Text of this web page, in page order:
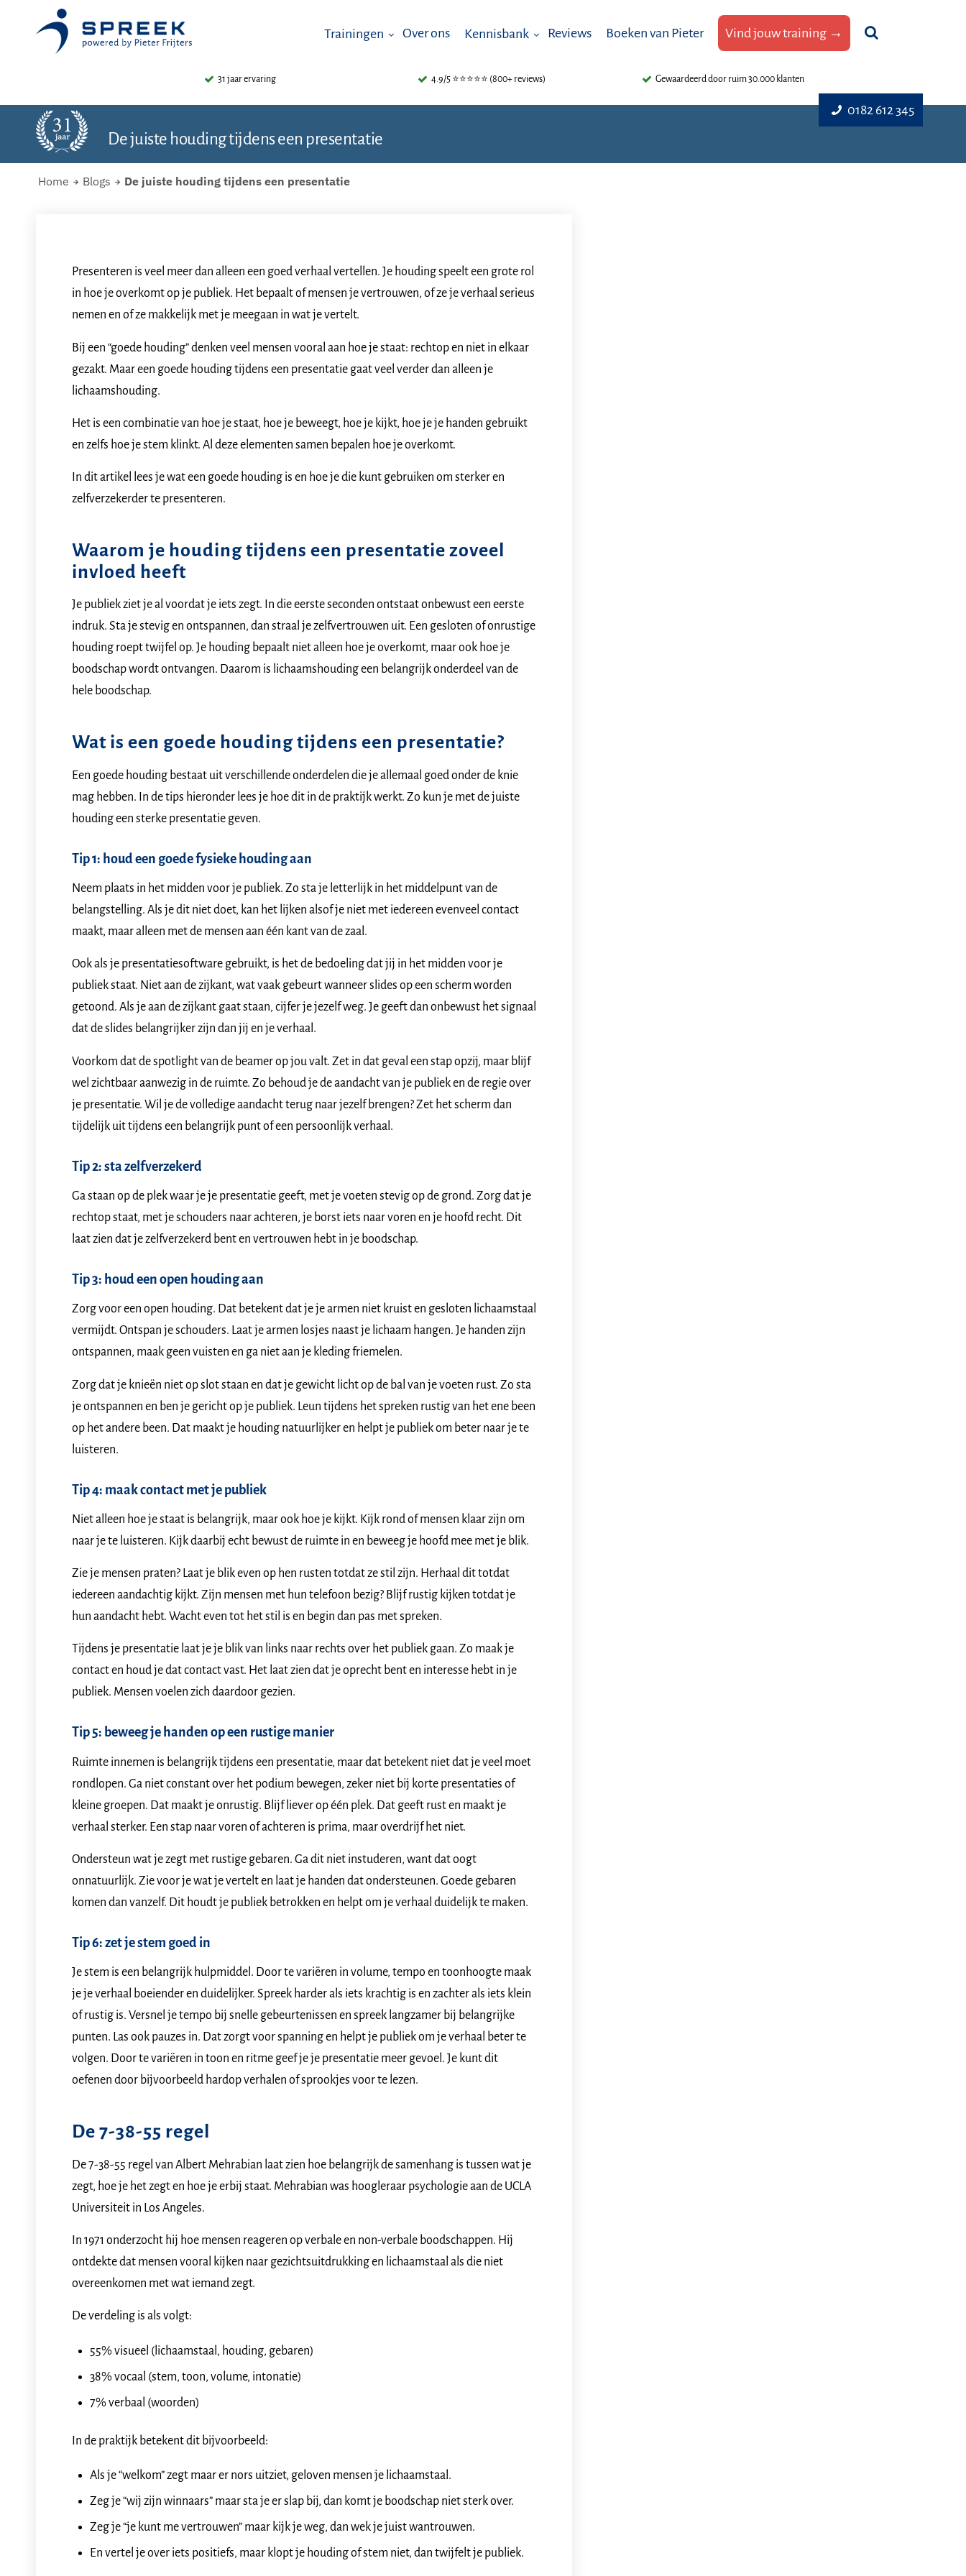
Trainingen Over ons Kennisbank Reviews Boeken van Pieter Vind jouw training →
0182 612 345
31 jaar ervaring 4.9/5 ⭐⭐⭐⭐⭐ (800+ reviews) Gewaardeerd door ruim 30.000 klanten
De juiste houding tijdens een presentatie
Home Blogs De juiste houding tijdens een presentatie
Presenteren is veel meer dan alleen een goed verhaal vertellen. Je houding speelt een grote rol
in hoe je overkomt op je publiek. Het bepaalt of mensen je vertrouwen, of ze je verhaal serieus
nemen en of ze makkelijk met je meegaan in wat je vertelt.
Bij een “goede houding” denken veel mensen vooral aan hoe je staat: rechtop en niet in elkaar
gezakt. Maar een goede houding tijdens een presentatie gaat veel verder dan alleen je
lichaamshouding.
Het is een combinatie van hoe je staat, hoe je beweegt, hoe je kijkt, hoe je je handen gebruikt
en zelfs hoe je stem klinkt. Al deze elementen samen bepalen hoe je overkomt.
In dit artikel lees je wat een goede houding is en hoe je die kunt gebruiken om sterker en
zelfverzekerder te presenteren.
Waarom je houding tijdens een presentatie zoveel
invloed heeft
Je publiek ziet je al voordat je iets zegt. In die eerste seconden ontstaat onbewust een eerste
indruk. Sta je stevig en ontspannen, dan straal je zelfvertrouwen uit. Een gesloten of onrustige
houding roept twijfel op. Je houding bepaalt niet alleen hoe je overkomt, maar ook hoe je
boodschap wordt ontvangen. Daarom is lichaamshouding een belangrijk onderdeel van de
hele boodschap.
Wat is een goede houding tijdens een presentatie?
Een goede houding bestaat uit verschillende onderdelen die je allemaal goed onder de knie
mag hebben. In de tips hieronder lees je hoe dit in de praktijk werkt. Zo kun je met de juiste
houding een sterke presentatie geven.
Tip 1: houd een goede fysieke houding aan
Neem plaats in het midden voor je publiek. Zo sta je letterlijk in het middelpunt van de
belangstelling. Als je dit niet doet, kan het lijken alsof je niet met iedereen evenveel contact
maakt, maar alleen met de mensen aan één kant van de zaal.
Ook als je presentatiesoftware gebruikt, is het de bedoeling dat jij in het midden voor je
publiek staat. Niet aan de zijkant, wat vaak gebeurt wanneer slides op een scherm worden
getoond. Als je aan de zijkant gaat staan, cijfer je jezelf weg. Je geeft dan onbewust het signaal
dat de slides belangrijker zijn dan jij en je verhaal.
Voorkom dat de spotlight van de beamer op jou valt. Zet in dat geval een stap opzij, maar blijf
wel zichtbaar aanwezig in de ruimte. Zo behoud je de aandacht van je publiek en de regie over
je presentatie. Wil je de volledige aandacht terug naar jezelf brengen? Zet het scherm dan
tijdelijk uit tijdens een belangrijk punt of een persoonlijk verhaal.
Tip 2: sta zelfverzekerd
Ga staan op de plek waar je je presentatie geeft, met je voeten stevig op de grond. Zorg dat je
rechtop staat, met je schouders naar achteren, je borst iets naar voren en je hoofd recht. Dit
laat zien dat je zelfverzekerd bent en vertrouwen hebt in je boodschap.
Tip 3: houd een open houding aan
Zorg voor een open houding. Dat betekent dat je je armen niet kruist en gesloten lichaamstaal
vermijdt. Ontspan je schouders. Laat je armen losjes naast je lichaam hangen. Je handen zijn
ontspannen, maak geen vuisten en ga niet aan je kleding friemelen.
Zorg dat je knieën niet op slot staan en dat je gewicht licht op de bal van je voeten rust. Zo sta
je ontspannen en ben je gericht op je publiek. Leun tijdens het spreken rustig van het ene been
op het andere been. Dat maakt je houding natuurlijker en helpt je publiek om beter naar je te
luisteren.
Tip 4: maak contact met je publiek
Niet alleen hoe je staat is belangrijk, maar ook hoe je kijkt. Kijk rond of mensen klaar zijn om
naar je te luisteren. Kijk daarbij echt bewust de ruimte in en beweeg je hoofd mee met je blik.
Zie je mensen praten? Laat je blik even op hen rusten totdat ze stil zijn. Herhaal dit totdat
iedereen aandachtig kijkt. Zijn mensen met hun telefoon bezig? Blijf rustig kijken totdat je
hun aandacht hebt. Wacht even tot het stil is en begin dan pas met spreken.
Tijdens je presentatie laat je je blik van links naar rechts over het publiek gaan. Zo maak je
contact en houd je dat contact vast. Het laat zien dat je oprecht bent en interesse hebt in je
publiek. Mensen voelen zich daardoor gezien.
Tip 5: beweeg je handen op een rustige manier
Ruimte innemen is belangrijk tijdens een presentatie, maar dat betekent niet dat je veel moet
rondlopen. Ga niet constant over het podium bewegen, zeker niet bij korte presentaties of
kleine groepen. Dat maakt je onrustig. Blijf liever op één plek. Dat geeft rust en maakt je
verhaal sterker. Een stap naar voren of achteren is prima, maar overdrijf het niet.
Ondersteun wat je zegt met rustige gebaren. Ga dit niet instuderen, want dat oogt
onnatuurlijk. Zie voor je wat je vertelt en laat je handen dat ondersteunen. Goede gebaren
komen dan vanzelf. Dit houdt je publiek betrokken en helpt om je verhaal duidelijk te maken.
Tip 6: zet je stem goed in
Je stem is een belangrijk hulpmiddel. Door te variëren in volume, tempo en toonhoogte maak
je je verhaal boeiender en duidelijker. Spreek harder als iets krachtig is en zachter als iets klein
of rustig is. Versnel je tempo bij snelle gebeurtenissen en spreek langzamer bij belangrijke
punten. Las ook pauzes in. Dat zorgt voor spanning en helpt je publiek om je verhaal beter te
volgen. Door te variëren in toon en ritme geef je je presentatie meer gevoel. Je kunt dit
oefenen door bijvoorbeeld hardop verhalen of sprookjes voor te lezen.
De 7-38-55 regel
De 7-38-55 regel van Albert Mehrabian laat zien hoe belangrijk de samenhang is tussen wat je
zegt, hoe je het zegt en hoe je erbij staat. Mehrabian was hoogleraar psychologie aan de UCLA
Universiteit in Los Angeles.
In 1971 onderzocht hij hoe mensen reageren op verbale en non-verbale boodschappen. Hij
ontdekte dat mensen vooral kijken naar gezichtsuitdrukking en lichaamstaal als die niet
overeenkomen met wat iemand zegt.
De verdeling is als volgt:
55% visueel (lichaamstaal, houding, gebaren)
38% vocaal (stem, toon, volume, intonatie)
7% verbaal (woorden)
In de praktijk betekent dit bijvoorbeeld:
Als je “welkom” zegt maar er nors uitziet, geloven mensen je lichaamstaal.
Zeg je “wij zijn winnaars” maar sta je er slap bij, dan komt je boodschap niet sterk over.
Zeg je “je kunt me vertrouwen” maar kijk je weg, dan wek je juist wantrouwen.
En vertel je over iets positiefs, maar klopt je houding of stem niet, dan twijfelt je publiek.